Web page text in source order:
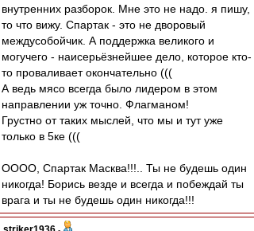
внутренних разборок. Мне это не надо. я пишу,
то что вижу. Спартак - это не дворовый
междусобойчик. А поддержка великого и
могучего - наисерьёзнейшее дело, которое кто-
то проваливает окончательно (((
А ведь мясо всегда было лидером в этом
направлении уж точно. Флагманом!
Грустно от таких мыслей, что мы и тут уже
только в 5ке (((
ОООО, Спартак Масква!!!.. Ты не будешь один
никогда! Борись везде и всегда и побеждай ты
врага и ты не будешь один никогда!!!